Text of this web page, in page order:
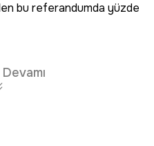
bu referandumda yüzde